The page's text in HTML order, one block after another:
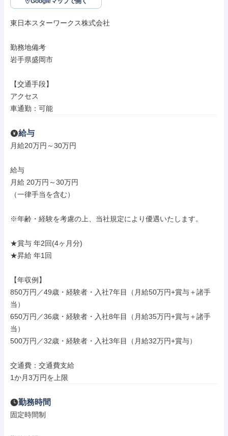
東日本スターワークス株式会社
勤務地備考
岩手県盛岡市
【交通手段】
アクセス
車通勤：可能
給与
月給20万円～30万円
給与
月給 20万円～30万円
（一律手当を含む）
※年齢・経験を考慮の上、当社規定により優遇いたします。
★賞与 年2回(4ヶ月分)
★昇給 年1回
【年収例】
850万円／49歳・経験者・入社7年目（月給50万円+賞与＋諸手
当）
650万円／36歳・経験者・入社8年目（月給35万円+賞与＋諸手
当）
500万円／32歳・経験者・入社3年目（月給32万円+賞与）
交通費：交通費支給
1か月3万円を上限
勤務時間
固定時間制